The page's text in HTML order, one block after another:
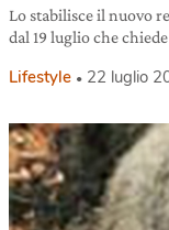
Lo stabilisce il nuovo
dal 19 luglio che
Lifestyle 22 luglio